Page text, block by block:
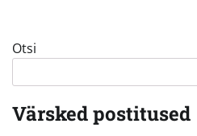
Otsi
Värsked postitused